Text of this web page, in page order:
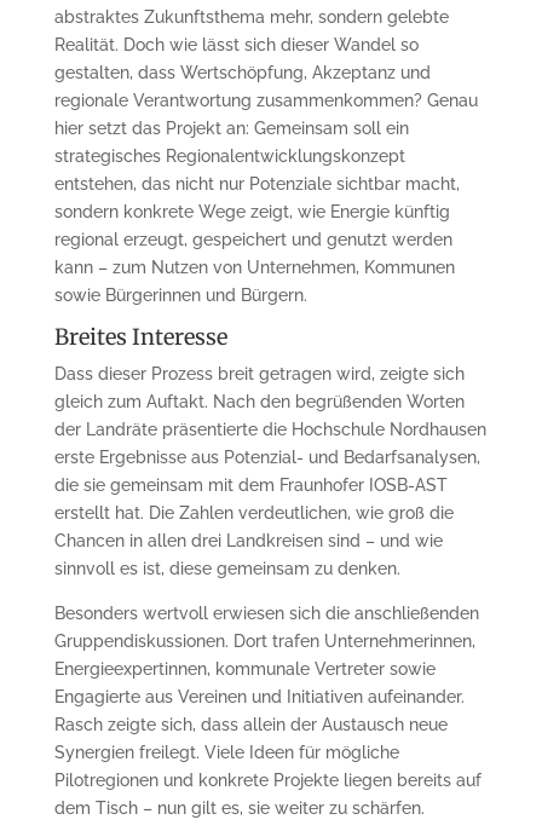
abstraktes Zukunftsthema mehr, sondern gelebte
Realität. Doch wie lässt sich dieser Wandel so
gestalten, dass Wertschöpfung, Akzeptanz und
regionale Verantwortung zusammenkommen? Genau
hier setzt das Projekt an: Gemeinsam soll ein
strategisches Regionalentwicklungskonzept
entstehen, das nicht nur Potenziale sichtbar macht,
sondern konkrete Wege zeigt, wie Energie künftig
regional erzeugt, gespeichert und genutzt werden
kann – zum Nutzen von Unternehmen, Kommunen
sowie Bürgerinnen und Bürgern.
Breites Interesse
Dass dieser Prozess breit getragen wird, zeigte sich
gleich zum Auftakt. Nach den begrüßenden Worten
der Landräte präsentierte die Hochschule Nordhausen
erste Ergebnisse aus Potenzial- und Bedarfsanalysen,
die sie gemeinsam mit dem Fraunhofer IOSB-AST
erstellt hat. Die Zahlen verdeutlichen, wie groß die
Chancen in allen drei Landkreisen sind – und wie
sinnvoll es ist, diese gemeinsam zu denken.
Besonders wertvoll erwiesen sich die anschließenden
Gruppendiskussionen. Dort trafen Unternehmerinnen,
Energieexpertinnen, kommunale Vertreter sowie
Engagierte aus Vereinen und Initiativen aufeinander.
Rasch zeigte sich, dass allein der Austausch neue
Synergien freilegt. Viele Ideen für mögliche
Pilotregionen und konkrete Projekte liegen bereits auf
dem Tisch – nun gilt es, sie weiter zu schärfen.